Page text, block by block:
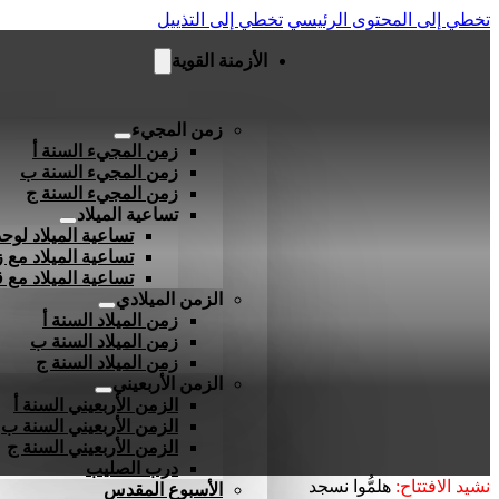
تخطي إلى المحتوى الرئيسي تخطي إلى التذييل
الأزمنة القوية
زمن المجيء
زمن المجيء السنة أ
زمن المجيء السنة ب
زمن المجيء السنة ج
تساعية الميلاد
تساعية الميلاد
تساعية الميلاد مع
تساعية الميلاد
الزمن الميلادي
زمن الميلاد السنة أ
زمن الميلاد السنة ب
زمن الميلاد السنة ج
الزمن الأربعيني
الزمن الأربعيني السنة أ
الزمن الأربعيني السنة ب
الزمن الأربعيني السنة ج
درب الصليب
الأسبوع المقدس
نشيد الافتتاح: هلمُّوا نسجد